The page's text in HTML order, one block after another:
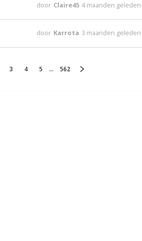
door Claire45 4 maanden geleden
door Karrota 3 maanden geleden
3 4 5 ... 562